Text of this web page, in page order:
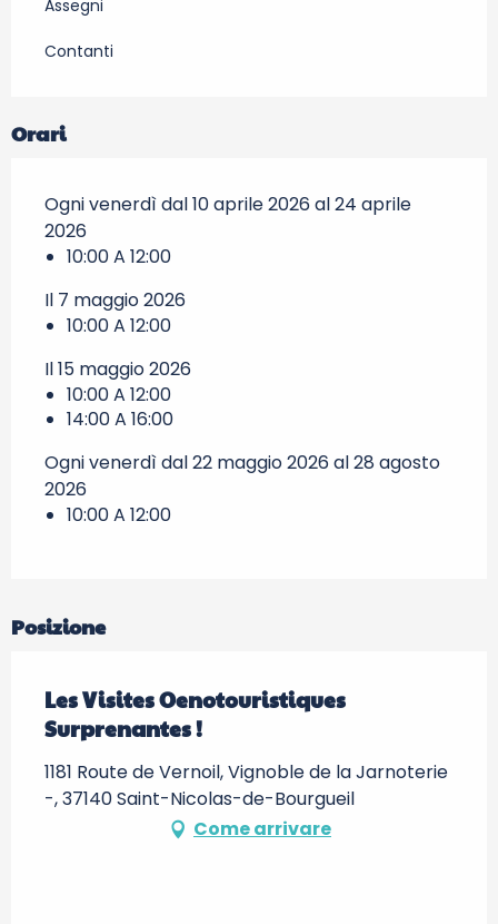
Assegni
Contanti
Orari
Ogni venerdì dal 10 aprile 2026 al 24 aprile
2026
10:00 A 12:00
Il 7 maggio 2026
10:00 A 12:00
Il 15 maggio 2026
10:00 A 12:00
14:00 A 16:00
Ogni venerdì dal 22 maggio 2026 al 28 agosto
2026
10:00 A 12:00
Posizione
Les Visites Oenotouristiques
Surprenantes !
1181 Route de Vernoil, Vignoble de la Jarnoterie
-, 37140 Saint-Nicolas-de-Bourgueil
Come arrivare